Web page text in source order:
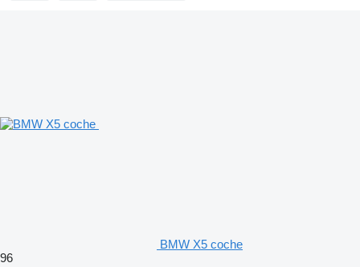
BMW X5 coche
96